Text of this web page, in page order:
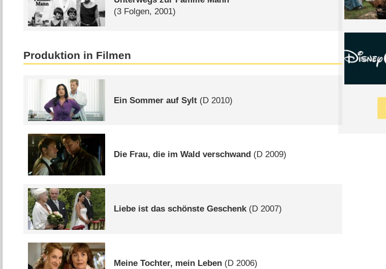
(3 Folgen, 2001)
Produktion in Filmen
Ein Sommer auf Sylt (D 2010)
Die Frau, die im Wald verschwand (D 2009)
Liebe ist das schönste Geschenk(D 2007)
Meine Tochter, mein Leben (D 2006)